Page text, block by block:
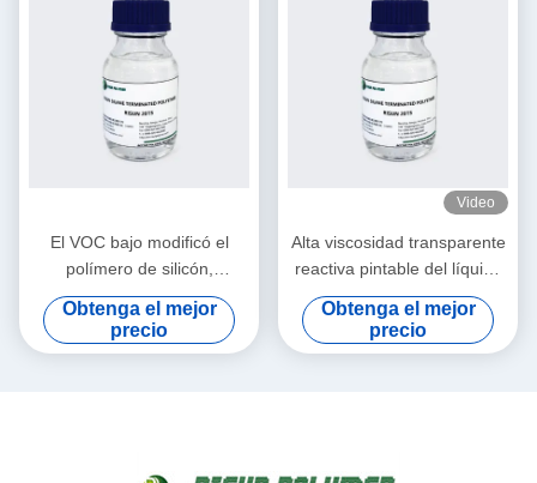
El VOC bajo modificó el
polímero de silicón,
humedad curó el polímero
del sellante
Obtenga el mejor
precio
Video
Alta viscosidad transparente
reactiva pintable del líquido
7000-10000 del polímero
Obtenga el mejor
precio